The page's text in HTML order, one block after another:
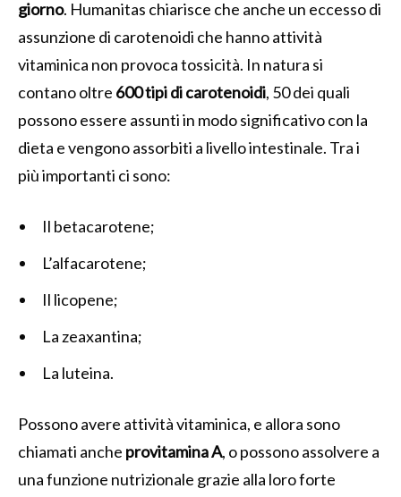
giorno. Humanitas chiarisce che anche un eccesso di
assunzione di carotenoidi che hanno attività
vitaminica non provoca tossicità. In natura si
contano oltre 600 tipi di carotenoidi, 50 dei quali
possono essere assunti in modo significativo con la
dieta e vengono assorbiti a livello intestinale. Tra i
più importanti ci sono:
Il betacarotene;
L’alfacarotene;
Il licopene;
La zeaxantina;
La luteina.
Possono avere attività vitaminica, e allora sono
chiamati anche provitamina A, o possono assolvere a
una funzione nutrizionale grazie alla loro forte